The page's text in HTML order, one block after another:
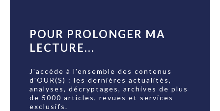
POUR PROLONGER MA
LECTURE...
J'accède à l'ensemble des contenus
d'OUR(S) : les dernières actualités,
analyses, décryptages, archives de plus
de 5000 articles, revues et services
exclusifs.